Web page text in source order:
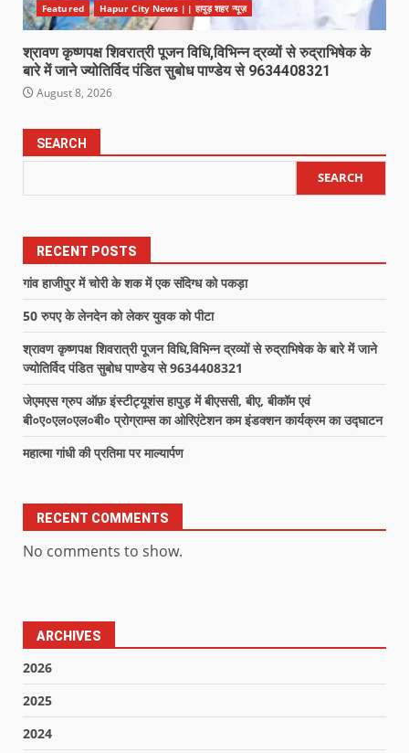
Featured Hapur City News || हापुड़ शहर न्यूज़
श्रावण कृष्णपक्ष शिवरात्री पूजन विधि,विभिन्न द्रव्यों से रुद्राभिषेक के
बारे में जाने ज्योतिर्विद पंडित सुबोध पाण्डेय से 9634408321
August 8, 2026
SEARCH
SEARCH
RECENT POSTS
गांव हाजीपुर में चोरी के शक में एक संदिग्ध को पकड़ा
50 रुपए के लेनदेन को लेकर युवक को पीटा
श्रावण कृष्णपक्ष शिवरात्री पूजन विधि,विभिन्न द्रव्यों से रुद्राभिषेक के बारे में जाने
ज्योतिर्विद पंडित सुबोध पाण्डेय से 9634408321
जेएमएस ग्रुप ऑफ़ इंस्टीट्यूशंस हापुड़ में बीएससी, बीए, बीकॉम एवं
बी०ए०एल०एल०बी० प्रोग्राम्स का ओरिएंटेशन कम इंडक्शन कार्यक्रम का उद्घाटन
महात्मा गांधी की प्रतिमा पर माल्यार्पण
RECENT COMMENTS
No comments to show.
ARCHIVES
2026
2025
2024